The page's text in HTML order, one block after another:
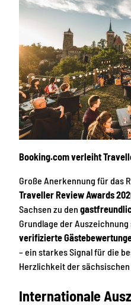
Booking.com verleiht
Große Anerkennung für das
Traveller Review Awards
Sachsen zu den
Grundlage der
verifizierte
– ein starkes Signal für die
Herzlichkeit der sächsischen
Internationale